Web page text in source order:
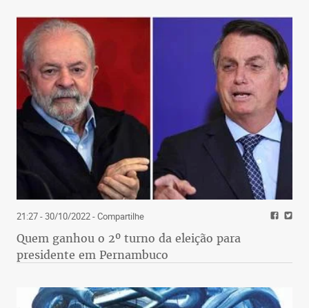
21:27 - 30/10/2022- Compartilhe
Quem ganhou o 2º turno da eleição para
presidente em Pernambuco